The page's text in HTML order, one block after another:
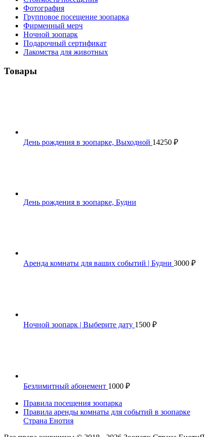
Фотография
Групповое посещение зоопарка
Фирменный мерч
Ночной зоопарк
Подарочный сертификат
Лакомства для животных
Товары
День рождения в зоопарке, Выходной 14250 ₽
День рождения в зоопарке, Будни
Аренда комнаты для ваших событий | Будни 3000 ₽
Ночной зоопарк | Выберите дату 1500 ₽
Безлимитный абонемент 1000 ₽
Правила посещения зоопарка
Правила аренды комнаты для событий в зоопарке
Страна Енотия